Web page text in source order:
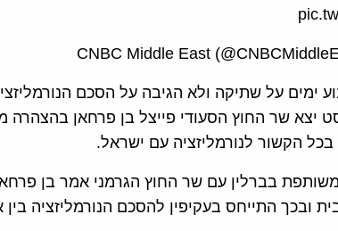
על שתיקה ולא הגיבה על הסכם הנורמליזציה
ב-19 באוגוסט יצא שר החוץ הסעודי פייצל בן פרחאן
הקשור לנורמליזציה עם ישראל.
בברלין עם שר החוץ הגרמני אמר בן
ובכך התייחס בעקיפין להסכם הנורמליזציה בין